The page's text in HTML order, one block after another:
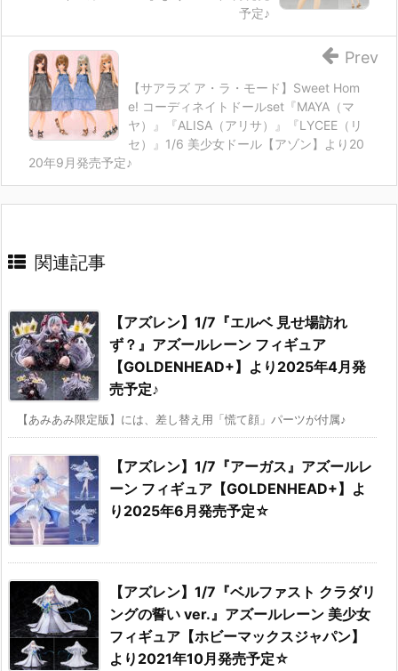
予定♪
【サアラズ ア・ラ・モード】Sweet Hom
e! コーディネイトドールset『MAYA（マ
ヤ）』『ALISA（アリサ）』『LYCEE（リ
セ）』1/6 美少女ドール【アゾン】より20
20年9月発売予定♪
Prev
関連記事
【アズレン】1/7『エルベ 見せ場訪れ
ず？』アズールレーン フィギュア
【GOLDENHEAD+】より2025年4月発
売予定♪
【あみあみ限定版】には、差し替え用「慌て顔」パーツが付属♪
【アズレン】1/7『アーガス』アズールレ
ーン フィギュア【GOLDENHEAD+】よ
り2025年6月発売予定☆
【アズレン】1/7『ベルファスト クラダリ
ングの誓い ver.』アズールレーン 美少女
フィギュア【ホビーマックスジャパン】
より2021年10月発売予定☆